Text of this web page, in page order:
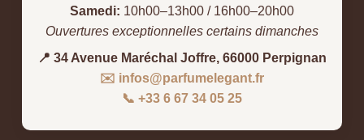
Samedi: 10h00–13h00 / 16h00–20h00
Ouvertures exceptionnelles certains dimanches
📍 34 Avenue Maréchal Joffre, 66000 Perpignan
✉️ infos@parfumelegant.fr
📞 +33 6 67 34 05 25